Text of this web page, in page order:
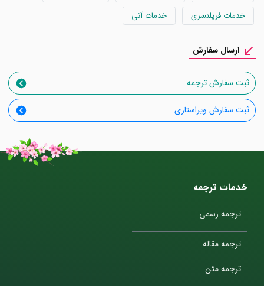
خدمات فریلنسری
خدمات آنی
ارسال سفارش
ثبت سفارش ترجمه
ثبت سفارش ویراستاری
خدمات ترجمه
ترجمه رسمی
ترجمه مقاله
ترجمه متن